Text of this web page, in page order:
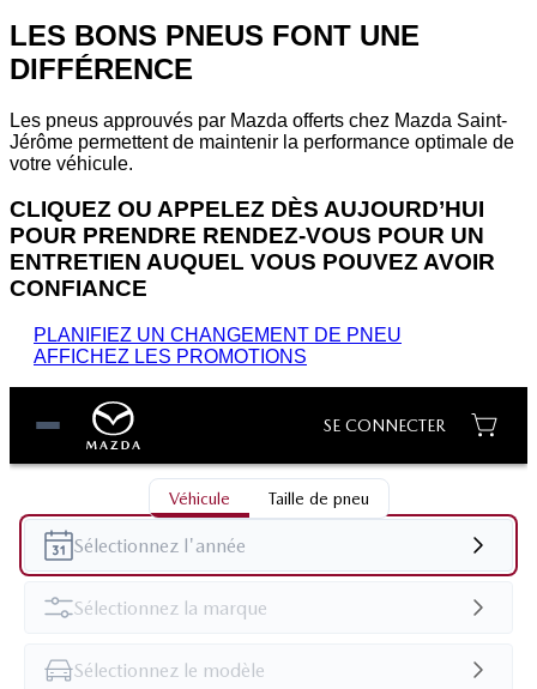
LES BONS PNEUS FONT UNE
DIFFÉRENCE
Les pneus approuvés par Mazda offerts chez Mazda Saint-
Jérôme permettent de maintenir la performance optimale de
votre véhicule.
CLIQUEZ OU APPELEZ DÈS AUJOURD’HUI
POUR PRENDRE RENDEZ-VOUS POUR UN
ENTRETIEN AUQUEL VOUS POUVEZ AVOIR
CONFIANCE
PLANIFIEZ UN CHANGEMENT DE PNEU
AFFICHEZ LES PROMOTIONS